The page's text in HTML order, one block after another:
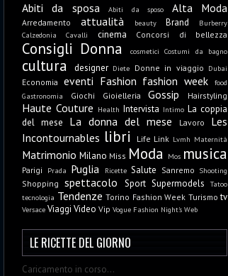
Abiti da sposa Abiti da sposo Alta Moda
Arredamento attualità beauty Brand
Burberry
Calzedonia
Cavalli cinema Concorsi di bellezza
Consigli Donna cosmetici Costumi da bagno
cultura designer Diete Donne in viaggio Dubai
Economia eventi Fashion fashion week
food
Gastronomia
Giochi Gioielleria Gossip Hairstyling
Haute Couture Health Intervista Intimo La coppia
del mese
La donna del mese Lavoro
Les
Incontournables libri Life Link Lvmh Maternità
Matrimonio Milano Miss Moda Mos musica
Parigi Prada Puglia Ricette Salute Sanremo Shooting
Shopping spettacolo Sport Supermodels
Tatoo
tecnologia Tendenze Torino Fashion Week Turismo tv
Versace Viaggi Video Vip Vogue Fashion Night's Web
LE RICETTE DEL GIORNO
Caricamento in corso...